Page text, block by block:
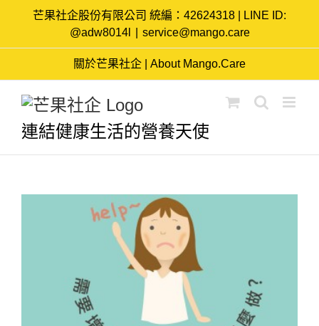
content
芒果社企股份有限公司 統編：42624318 | LINE ID:
@adw8014l
service@mango.care
關於芒果社企 | About Mango.Care
連結健康生活的營養天使